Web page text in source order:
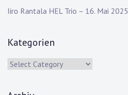
Iiro Rantala HEL Trio – 16. Mai 2025
Kategorien
Kategorien